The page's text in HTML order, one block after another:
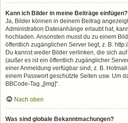
Kann ich Bilder in meine Beiträge einfügen?
Ja, Bilder können in deinem Beitrag
Administration Dateianhänge erlaubt hat,
hochladen. Ansonsten musst du zu einem
öffentlich zugänglichen Server liegt, z. B.
Du kannst weder Bilder verlinken, die sich
(außer es ist ein öffentlich zugänglicher
einer Anmeldung verfügbar sind, z. B.
einem Passwort geschützte Seiten usw. Um
BBCode-Tag „[img]“.
Nach oben
Was sind globale Bekanntmachungen?